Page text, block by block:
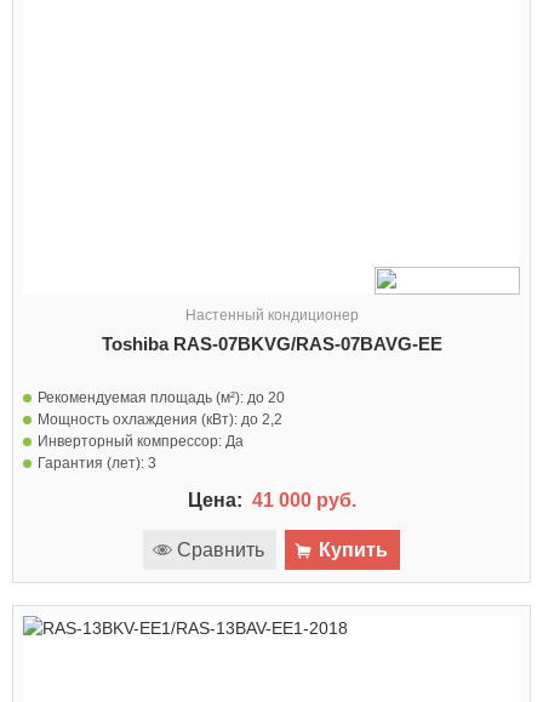
Настенный кондиционер
Toshiba RAS-07BKVG/RAS-07BAVG-EE
Рекомендуемая площадь (м²): до 20
Мощность охлаждения (кВт): до 2,2
Инверторный компрессор: Да
Гарантия (лет): 3
Цена: 41 000 руб.
Сравнить Купить